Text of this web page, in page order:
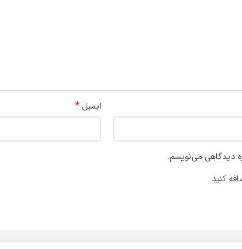
ایمیل *
دیدگاهی می‌نویسم.
کنید.